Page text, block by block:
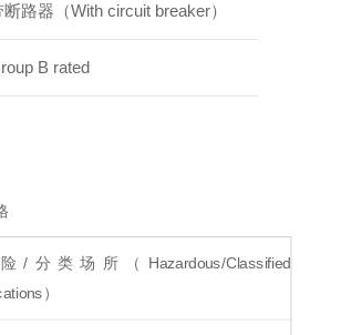
断路器（With circuit breaker）
B rated
/分类场所（Hazardous/Classified
）